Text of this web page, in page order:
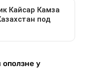
оползне у